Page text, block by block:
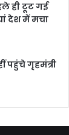
ही टूट गई
देश में मचा
पहुंचे गृहमंत्री